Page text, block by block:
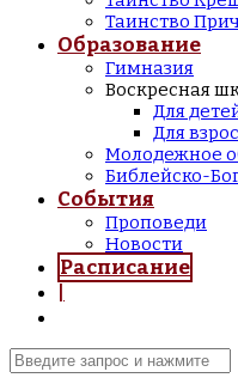
Таинство
Образование
Гимназия
Воскресная
Для
Для
Молодежное
Библейско-
События
Проповеди
Новости
Расписание